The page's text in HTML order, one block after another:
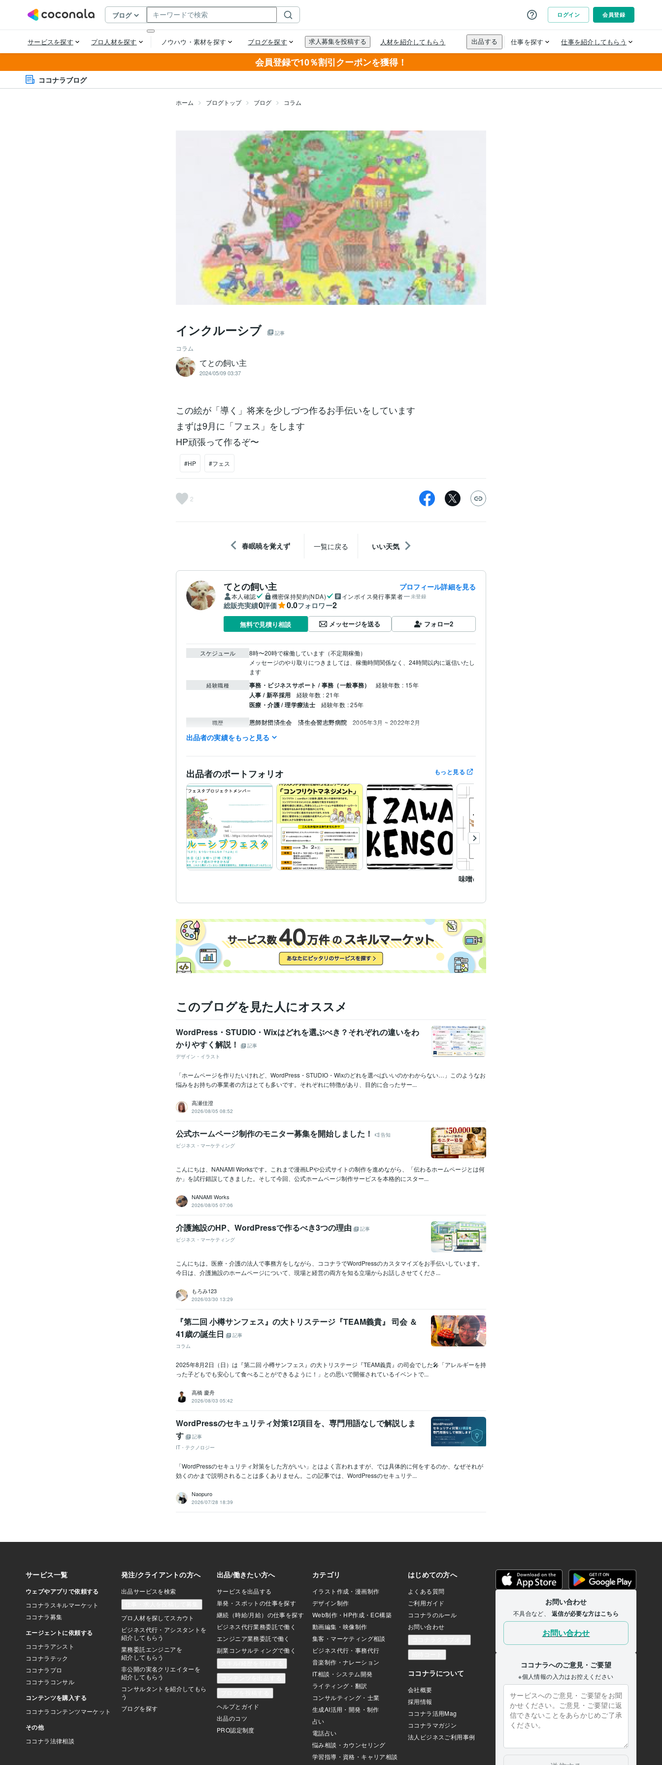
会員登録で10％割引クーポンを獲得！
ココナラブログ
ホーム ブログトップ ブログ コラム
インクルーシブ 記事
コラム
てとの飼い主
2024/05/09 03:37
この絵が「導く」将来を少しづつ作るお手伝いをしています
まずは9月に「フェス」をします
HP頑張って作るぞ〜
#HP #フェス
2
春眠暁を覚えず 一覧に戻る いい天気
てとの飼い主 プロフィール詳細を見る
本人確認 機密保持契約(NDA) インボイス発行事業者 未登録
総販売実績0評価 0.0フォロワー2
無料で見積り相談 メッセージを送る フォロー2
スケジュール
8時〜20時で稼働しています（不定期稼働）
メッセージのやり取りにつきましては、稼働時間関係なく、24時間以内に返信いたし
ます
経験職種 事務・ビジネスサポート / 事務（一般事務） 経験年数 : 15年
人事 / 新卒採用 経験年数 : 21年
医療・介護 / 理学療法士 経験年数 : 25年
職歴 恩師財団済生会 済生会習志野病院 2005年3月 ~ 2022年2月
ビジネス・クリエイ WordPress:1年
得意分野 HPやLP、ロゴ作成やポスターも作成可
出品者の実績をもっと見る
出品者のポートフォリオ もっと見る
味噌のパッケージ
このブログを見た人にオススメ
WordPress・STUDIO・Wixはどれを選ぶべき？それぞれの違いをわ
かりやすく解説！
記事
デザイン・イラスト
「ホームページを作りたいけれど、WordPress・STUDIO・Wixのどれを選べばいいのかわからない…」このようなお
悩みをお持ちの事業者の方はとても多いです。それぞれに特徴があり、目的に合ったサー...
高瀬佳澄
2026/08/05 08:52
公式ホームページ制作のモニター募集を開始しました！
告知
ビジネス・マーケティング
こんにちは、NANAMI Worksです。これまで漫画LPや公式サイトの制作を進めながら、「伝わるホームページとは何
か」を試行錯誤してきました。そして今回、公式ホームページ制作サービスを本格的にスター...
NANAMI Works
2026/08/05 07:06
介護施設のHP、WordPressで作るべき3つの理由
記事
ビジネス・マーケティング
こんにちは。医療・介護の法人で事務方をしながら、ココナラでWordPressのカスタマイズをお手伝いしています。
今日は、介護施設のホームページについて、現場と経営の両方を知る立場からお話しさせてくださ...
もろみ123
2026/03/30 13:29
『第二回 小樽サンフェス』の大トリステージ『TEAM義貴』 司会 ＆
41歳の誕生日
記事
コラム
2025年8月2日（日）は『第二回 小樽サンフェス』の大トリステージ『TEAM義貴』の司会でした🎤「アレルギーを持
った子どもでも安心して食べることができるように！」との思いで開催されているイベントで...
高橋 慶舟
2026/08/03 05:42
WordPressのセキュリティ対策12項目を、専門用語なしで解説しま
す
記事
IT・テクノロジー
「WordPressのセキュリティ対策をした方がいい」とはよく言われますが、では具体的に何をするのか、なぜそれが
効くのかまで説明されることは多くありません。この記事では、WordPressのセキュリテ...
Naopuro
2026/07/28 18:39